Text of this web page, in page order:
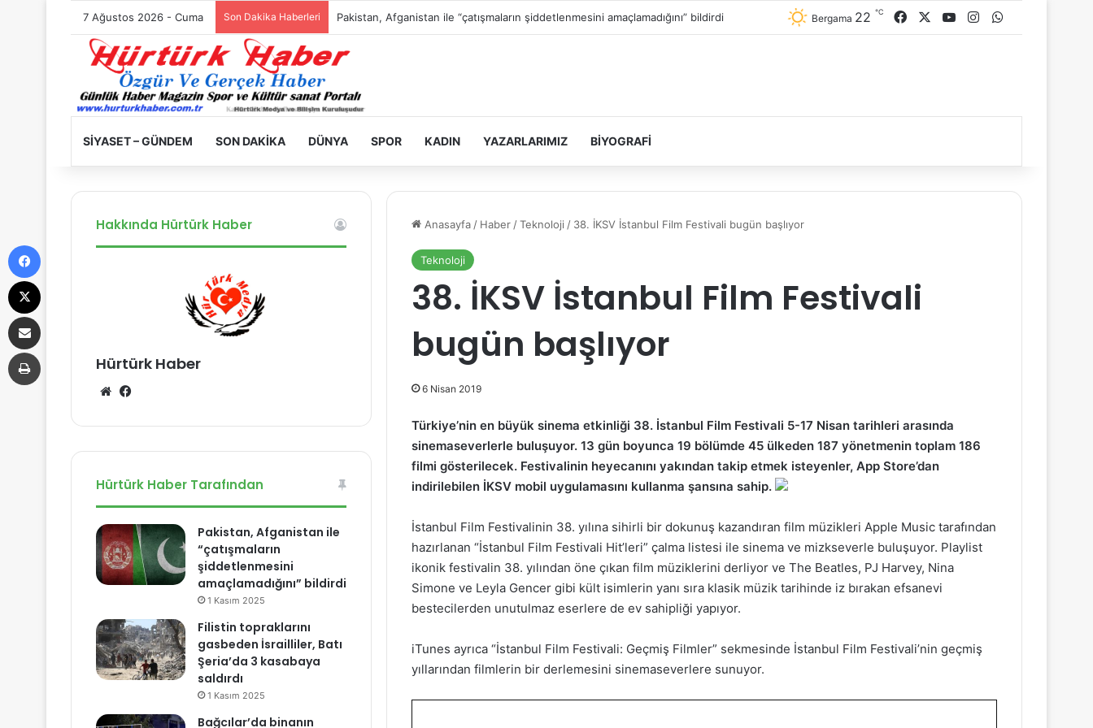
7 Ağustos 2026 - Cuma Son Dakika Haberleri Filistin topraklarını gasbeden İsrailliler, Batı Şeria’da 3 kasabaya saldırdı Bergama 22 ℃ Facebook YouTubeInstagram
SIYASET – GÜNDEM SON DAKIKA DÜNYA SPOR KADIN YAZARLARIMIZ BIYOGRAFI
Anasayfa / Haber /Teknoloji / 38. İKSV İstanbul Film Festivali bugün başlıyor
Teknoloji
38. İKSV İstanbul Film Festivali
bugün başlıyor
6 Nisan 2019
Türkiye’nin en büyük sinema etkinliği 38. İstanbul Film Festivali 5-17 Nisan tarihleri arasında
sinemaseverlerle buluşuyor. 13 gün boyunca 19 bölümde 45 ülkeden 187 yönetmenin toplam 186
filmi gösterilecek. Festivalinin heyecanını yakından takip etmek isteyenler, App Store’dan
indirilebilen İKSV mobil uygulamasını kullanma şansına sahip.
İstanbul Film Festivalinin 38. yılına sihirli bir dokunuş kazandıran film müzikleri Apple Music tarafından
hazırlanan “İstanbul Film Festivali Hit’leri” çalma listesi ile sinema ve mizkseverle buluşuyor. Playlist
ikonik festivalin 38. yılından öne çıkan film müziklerini derliyor ve The Beatles, PJ Harvey, Nina
Simone ve Leyla Gencer gibi kült isimlerin yanı sıra klasik müzik tarihinde iz bırakan efsanevi
bestecilerden unutulmaz eserlere de ev sahipliği yapıyor.
iTunes ayrıca “İstanbul Film Festivali: Geçmiş Filmler” sekmesinde İstanbul Film Festivali’nin geçmiş
yıllarından filmlerin bir derlemesini sinemaseverlere sunuyor.
Hakkında Hürtürk Haber
Hürtürk Haber
We
sit
esi
bo
ok
Hürtürk Haber Tarafından
Pakistan, Afganistan ile
“çatışmaların
şiddetlenmesini
amaçlamadığını” bildirdi
1 Kasım 2025
Filistin topraklarını
gasbeden İsrailliler, Batı
Şeria’da 3 kasabaya
saldırdı
1 Kasım 2025
Bağcılar’da binanın